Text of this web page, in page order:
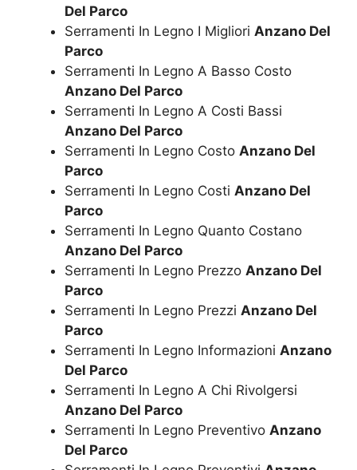
Del Parco
Serramenti In Legno I Migliori Anzano Del
Parco
Serramenti In Legno A Basso Costo
Anzano Del Parco
Serramenti In Legno A Costi Bassi
Anzano Del Parco
Serramenti In Legno Costo Anzano Del
Parco
Serramenti In Legno Costi Anzano Del
Parco
Serramenti In Legno Quanto Costano
Anzano Del Parco
Serramenti In Legno Prezzo Anzano Del
Parco
Serramenti In Legno Prezzi Anzano Del
Parco
Serramenti In Legno Informazioni Anzano
Del Parco
Serramenti In Legno A Chi Rivolgersi
Anzano Del Parco
Serramenti In Legno Preventivo Anzano
Del Parco